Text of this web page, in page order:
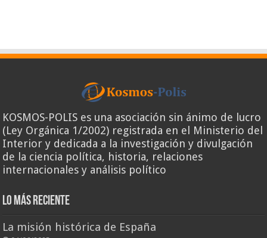
KOSMOS-POLIS es una asociación sin ánimo de lucro
(Ley Orgánica 1/2002) registrada en el Ministerio del
Interior y dedicada a la investigación y divulgación
de la ciencia política, historia, relaciones
internacionales y análisis político
Lo más reciente
La misión histórica de España